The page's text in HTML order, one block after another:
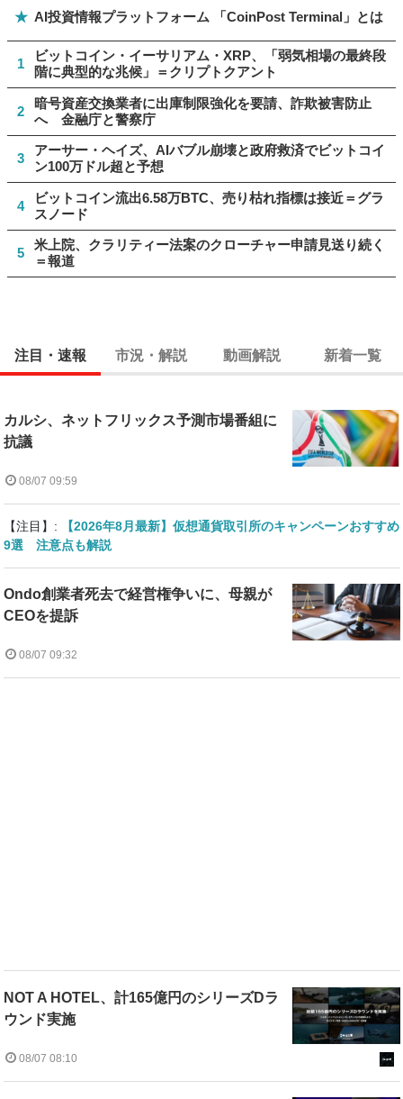
★ AI投資情報プラットフォーム 「CoinPost Terminal」とは
1
ビットコイン・イーサリアム・XRP、「弱気相場の最終段
階に典型的な兆候」＝クリプトクアント
2
暗号資産交換業者に出庫制限強化を要請、詐欺被害防止
へ 金融庁と警察庁
3
アーサー・ヘイズ、AIバブル崩壊と政府救済でビットコイ
ン100万ドル超と予想
4
ビットコイン流出6.58万BTC、売り枯れ指標は接近＝グラ
スノード
5
米上院、クラリティー法案のクローチャー申請見送り続く
＝報道
注目・速報 市況・解説 動画解説 新着一覧
カルシ、ネットフリックス予測市場番組に
抗議
08/07 09:59
【注目】:
【2026年8月最新】仮想通貨取引所のキャンペーンおすすめ
9選 注意点も解説
Ondo創業者死去で経営権争いに、母親が
CEOを提訴
08/07 09:32
NOT A HOTEL、計165億円のシリーズDラ
ウンド実施
08/07 08:10